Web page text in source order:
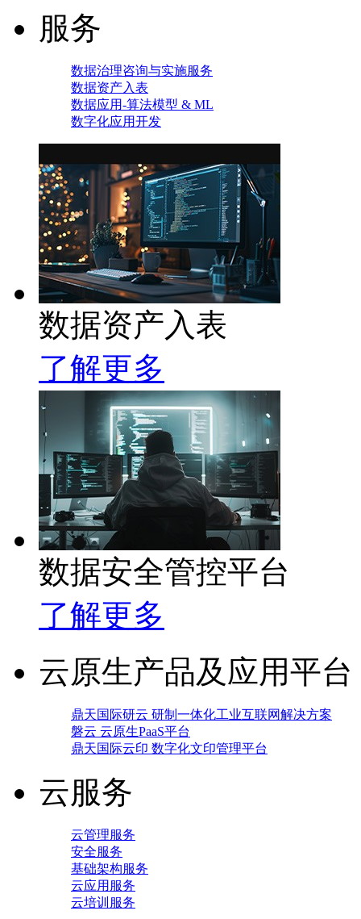
服务
数据治理咨询与实施服务
数据资产入表
数据应用-算法模型 & ML
数字化应用开发
数据资产入表
了解更多
数据安全管控平台
了解更多
云原生产品及应用平台
鼎天国际研云 研制一体化工业互联网解决方案
磐云 云原生PaaS平台
鼎天国际云印 数字化文印管理平台
云服务
云管理服务
安全服务
基础架构服务
云应用服务
云培训服务